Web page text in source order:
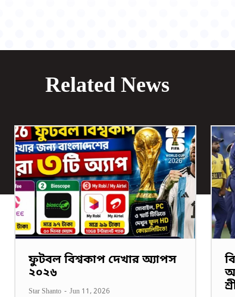
Related News
ফুটবল বিশ্বকাপ দেখার অ্যাপস
২০২৬
Star Shanto - Jun 11, 2026